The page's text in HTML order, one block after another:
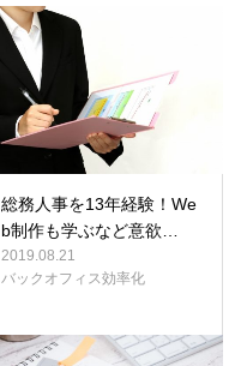
総務人事を13年経験！We
b制作も学ぶなど意欲…
2019.08.21
バックオフィス効率化